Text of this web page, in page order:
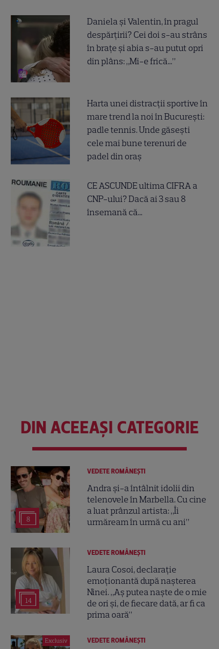
Daniela și Valentin, în pragul
despărțirii? Cei doi s-au strâns
în brațe și abia s-au putut opri
din plâns: „Mi-e frică...”
Harta unei distracții sportive în
mare trend la noi în București:
padle tennis. Unde găsești
cele mai bune terenuri de
padel din oraș
CE ASCUNDE ultima CIFRA a
CNP-ului? Dacă ai 3 sau 8
însemană că...
DIN ACEEAȘI CATEGORIE
8
VEDETE ROMÂNEŞTI
Andra și-a întâlnit idolii din
telenovele în Marbella. Cu cine
a luat prânzul artista: „Îi
urmăream în urmă cu ani”
14
VEDETE ROMÂNEŞTI
Laura Cosoi, declarație
emoționantă după nașterea
Ninei. „Aș putea naște de o mie
de ori și, de fiecare dată, ar fi ca
prima oară”
Exclusiv VEDETE ROMÂNEŞTI